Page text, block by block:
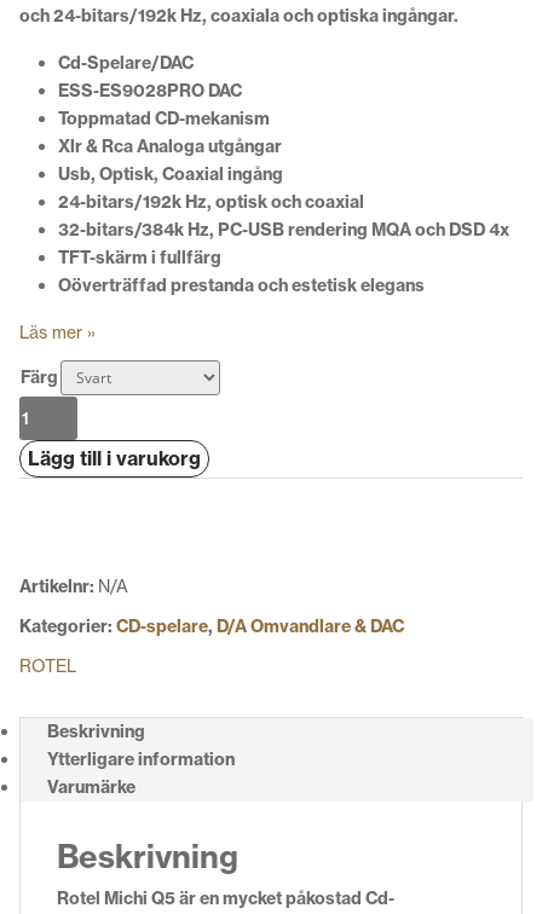
och 24-bitars/192k Hz, coaxiala och optiska ingångar.
Cd-Spelare/DAC
ESS-ES9028PRO DAC
Toppmatad CD-mekanism
Xlr & Rca Analoga utgångar
Usb, Optisk, Coaxial ingång
24-bitars/192k Hz, optisk och coaxial
32-bitars/384k Hz, PC-USB rendering MQA och DSD 4x
TFT-skärm i fullfärg
Oöverträffad prestanda och estetisk elegans
Läs mer »
Färg
Rotel
Michi
Q5Lägg till i varukorg
Artikelnr: N/A
Kategorier: CD-spelare, D/A Omvandlare & DAC
ROTEL
Beskrivning
Ytterligare information
Varumärke
Beskrivning
Rotel Michi Q5 är en mycket påkostad Cd-